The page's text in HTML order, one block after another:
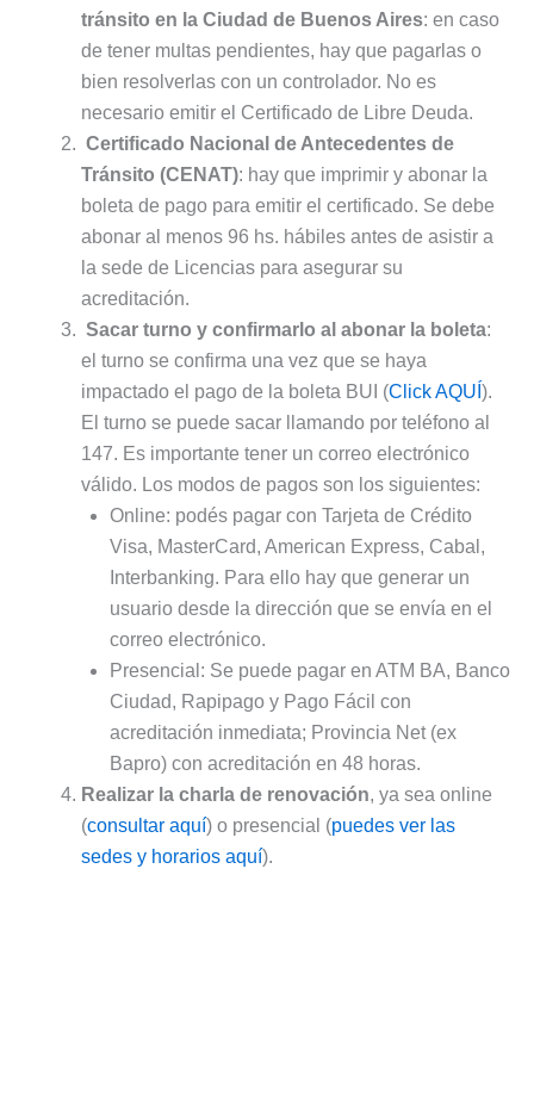
tránsito en la Ciudad de Buenos Aires: en caso
de tener multas pendientes, hay que pagarlas o
bien resolverlas con un controlador. No es
necesario emitir el Certificado de Libre Deuda.
Certificado Nacional de Antecedentes de
Tránsito (CENAT): hay que imprimir y abonar la
boleta de pago para emitir el certificado. Se debe
abonar al menos 96 hs. hábiles antes de asistir a
la sede de Licencias para asegurar su
acreditación.
Sacar turno y confirmarlo al abonar la boleta:
el turno se confirma una vez que se haya
impactado el pago de la boleta BUI (Click AQUÍ ).
El turno se puede sacar llamando por teléfono al
147. Es importante tener un correo electrónico
válido. Los modos de pagos son los siguientes:
Online: podés pagar con Tarjeta de Crédito
Visa, MasterCard, American Express, Cabal,
Interbanking. Para ello hay que generar un
usuario desde la dirección que se envía en el
correo electrónico.
Presencial: Se puede pagar en ATM BA, Banco
Ciudad, Rapipago y Pago Fácil con
acreditación inmediata; Provincia Net (ex
Bapro) con acreditación en 48 horas.
Realizar la charla de renovación, ya sea online
(consultar aquí) o presencial (puedes ver las
sedes y horarios aquí).